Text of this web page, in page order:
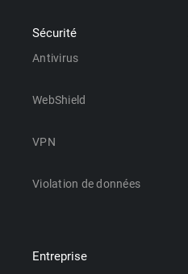
Sécurité
Antivirus
WebShield
VPN
Violation de données
Entreprise